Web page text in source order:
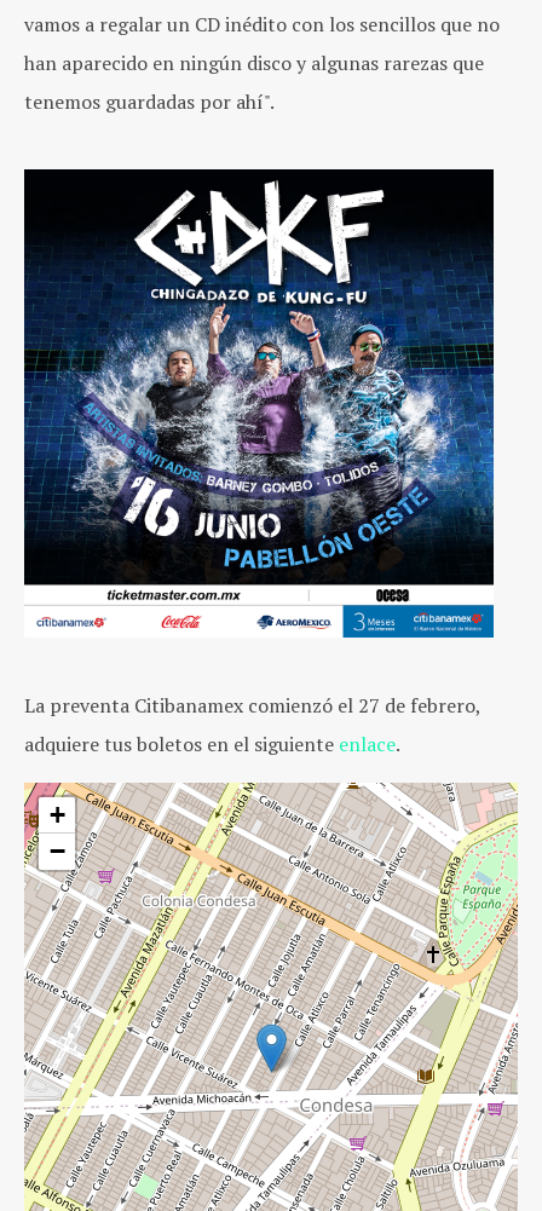
vamos a regalar un CD inédito con los sencillos que no
han aparecido en ningún disco y algunas rarezas que
tenemos guardadas por ahí".
La preventa Citibanamex comienzó el 27 de febrero,
adquiere tus boletos en el siguiente enlace.
+
−